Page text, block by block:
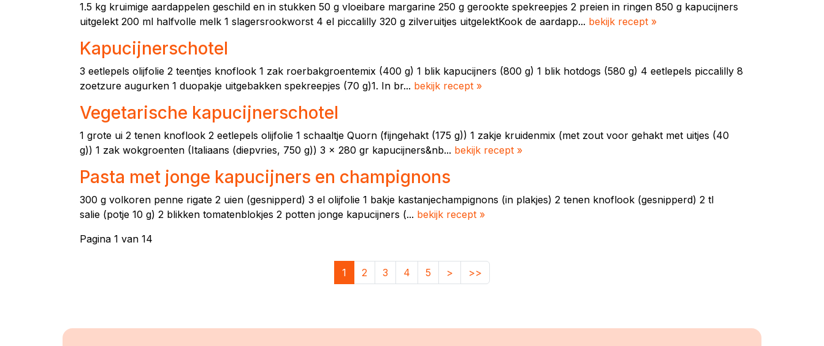
1.5 kg kruimige aardappelen geschild en in stukken 50 g vloeibare margarine 250 g gerookte spekreepjes 2 preien in ringen 850 g kapucijners
uitgelekt 200 ml halfvolle melk 1 slagersrookworst 4 el piccalilly 320 g zilveruitjes uitgelektKook de aardapp... bekijk recept »
Kapucijnerschotel
3 eetlepels olijfolie 2 teentjes knoflook 1 zak roerbakgroentemix (400 g) 1 blik kapucijners (800 g) 1 blik hotdogs (580 g) 4 eetlepels piccalilly 8
zoetzure augurken 1 duopakje uitgebakken spekreepjes (70 g)1. In br... bekijk recept »
Vegetarische kapucijnerschotel
1 grote ui 2 tenen knoflook 2 eetlepels olijfolie 1 schaaltje Quorn (fijngehakt (175 g)) 1 zakje kruidenmix (met zout voor gehakt met uitjes (40
g)) 1 zak wokgroenten (Italiaans (diepvries, 750 g)) 3 x 280 gr kapucijners&nb... bekijk recept »
Pasta met jonge kapucijners en champignons
300 g volkoren penne rigate 2 uien (gesnipperd) 3 el olijfolie 1 bakje kastanjechampignons (in plakjes) 2 tenen knoflook (gesnipperd) 2 tl
salie (potje 10 g) 2 blikken tomatenblokjes 2 potten jonge kapucijners (... bekijk recept »
Pagina 1 van 14
1 2 3 4 5 > >>